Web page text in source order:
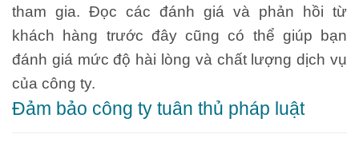
tham gia. Đọc các đánh giá và phản hồi từ
khách hàng trước đây cũng có thể giúp bạn
đánh giá mức độ hài lòng và chất lượng dịch vụ
của công ty.
Đảm bảo công ty tuân thủ pháp luật